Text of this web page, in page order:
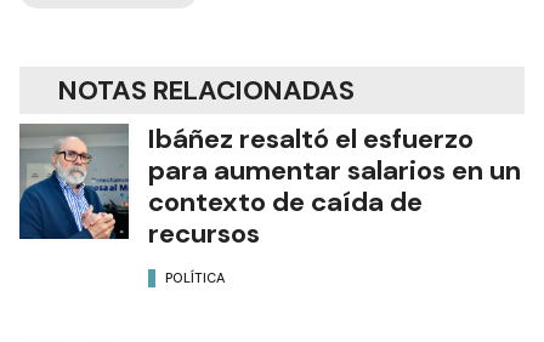
NOTAS RELACIONADAS
Ibáñez resaltó el esfuerzo
para aumentar salarios en un
contexto de caída de
recursos
POLÍTICA